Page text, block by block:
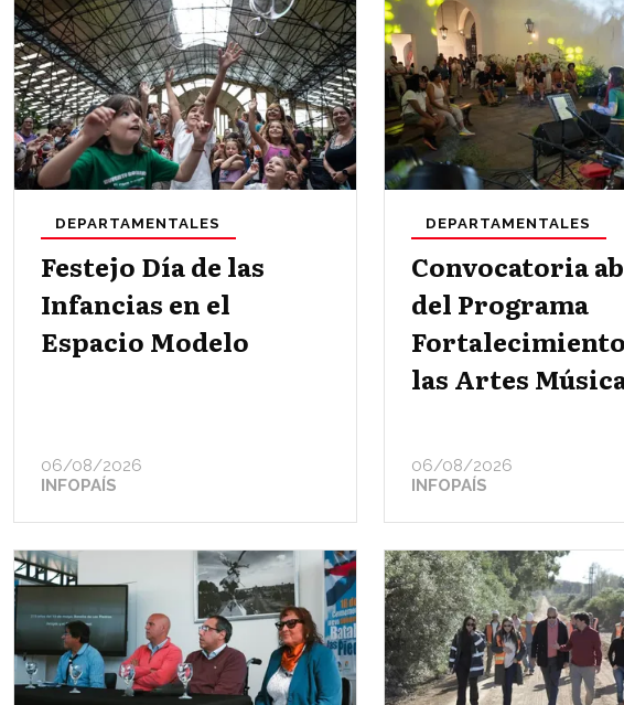
Festejo Día de las
Infancias en el
Espacio Modelo
INFOPAÍS
DEPARTAMENTALES
06/08/2026
Convocatoria
del Programa
las Artes
INFOPAÍS
DEPARTAMENTALES
06/08/2026